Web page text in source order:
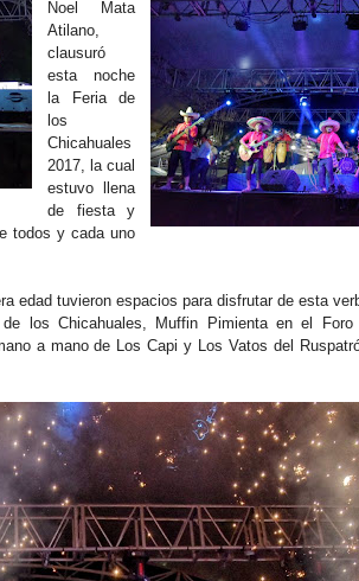
Noel Mata
Atilano,
clausuró
esta noche
la Feria de
los
Chicahuales
2017, la cual
estuvo llena
de fiesta y
todos y cada uno
edad tuvieron espacios para disfrutar de esta
los Chicahuales, Muffin Pimienta en el
a mano de Los Capi y Los Vatos del